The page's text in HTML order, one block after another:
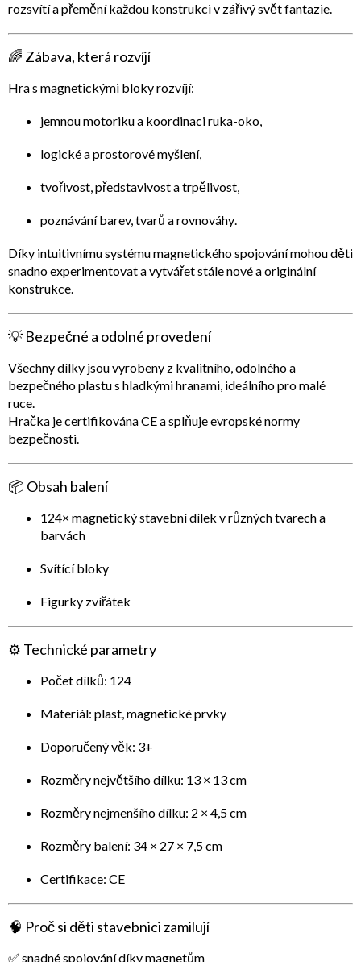
rozsvítí a přemění každou konstrukci v zářivý svět fantazie.
🌈 Zábava, která rozvíjí
Hra s magnetickými bloky rozvíjí:
jemnou motorikua koordinaci ruka-oko,
logické a prostorové myšlení,
tvořivost, představivost a trpělivost,
poznáváníbarev, tvarů a rovnováhy.
Díky intuitivnímu systému magnetického spojování mohou děti
snadno experimentovat a vytvářet stále nové a originální
konstrukce.
💡 Bezpečné a odolné provedení
Všechny dílky jsou vyrobeny z kvalitního, odolného a
bezpečného plastus hladkými hranami, ideálního pro malé
ruce.
Hračka jecertifikována CEa splňuje evropské normy
bezpečnosti.
📦 Obsah balení
124× magnetický stavební dílek v různých tvarech a
barvách
Svítící bloky
Figurky zvířátek
⚙️ Technické parametry
Počet dílků: 124
Materiál: plast, magnetické prvky
Doporučený věk: 3+
Rozměry největšího dílku: 13 × 13 cm
Rozměry nejmenšího dílku: 2 × 4,5 cm
Rozměry balení: 34 × 27 × 7,5 cm
Certifikace: CE
🧠 Proč si děti stavebnici zamilují
✅ snadné spojování díky magnetům